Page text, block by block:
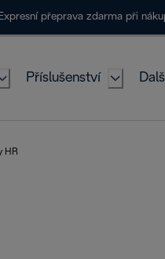
Expresní přeprava zdarma při
Příslušenství
HR